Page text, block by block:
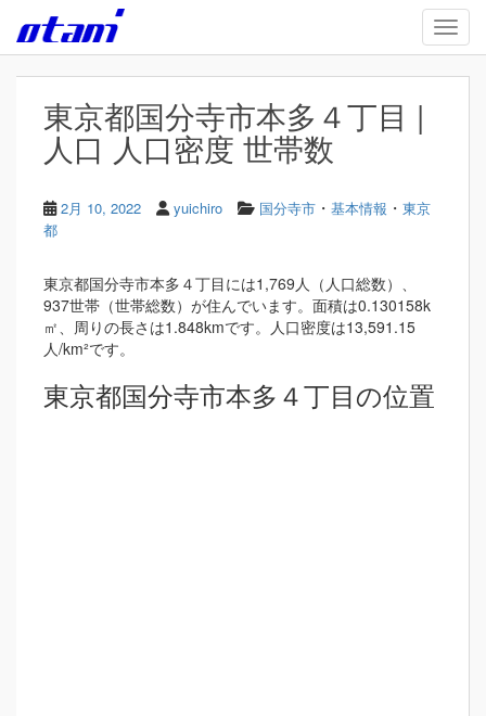
Skip to main content
東京都国分寺市本多４丁目 |
人口 人口密度 世帯数
2月 10, 2022 yuichiro 国分寺市 ・ 基本情報 ・ 東京
都
東京都国分寺市本多４丁目には1,769人（人口総数）、
937世帯（世帯総数）が住んでいます。面積は0.130158k
㎡、周りの長さは1.848kmです。人口密度は13,591.15
人/km²です。
東京都国分寺市本多４丁目の位置